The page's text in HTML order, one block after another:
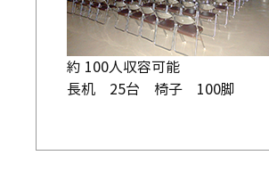
約 100人収容可能
長机 25台 椅子 100脚